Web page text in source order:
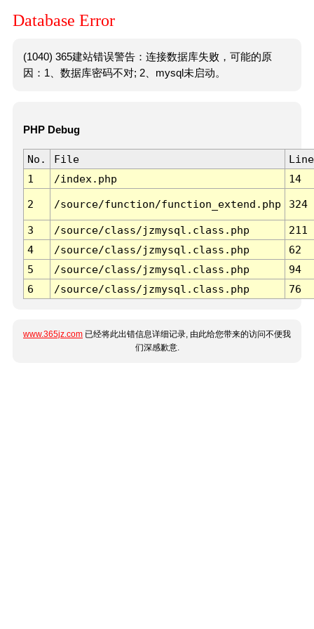
Database Error
(1040) 365建站错误警告：连接数据库失败，可能的原
因：1、数据库密码不对; 2、mysql未启动。
PHP Debug
No. File
Line
1
/index.php 14
2 /source/function/function_extend.php 324
3 /source/class/jzmysql.class.php
211
4
/source/class/jzmysql.class.php
62
5
/source/class/jzmysql.class.php
94
6
/source/class/jzmysql.class.php 76
www.365jz.com 已经将此出错信息详细记录, 由此给您带来的访问不便我
们深感歉意.